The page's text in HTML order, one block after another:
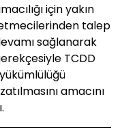
için yakın
talep
sağlanarak
TCDD
amacını